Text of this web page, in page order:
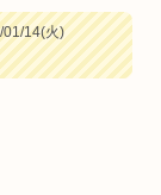
14(火)